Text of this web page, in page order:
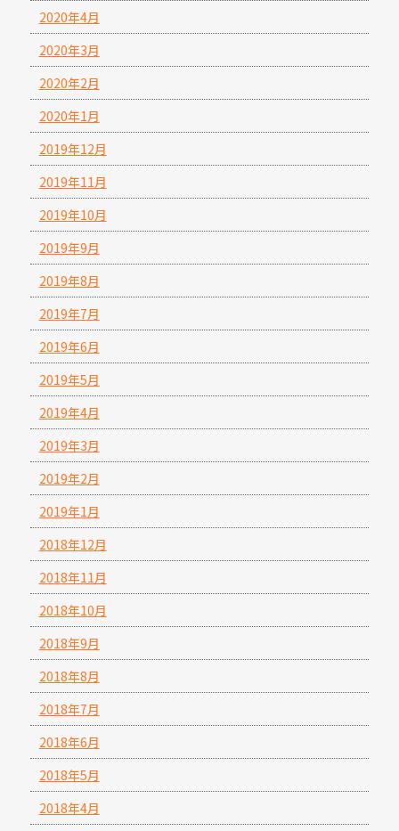
2020年4月
2020年3月
2020年2月
2020年1月
2019年12月
2019年11月
2019年10月
2019年9月
2019年8月
2019年7月
2019年6月
2019年5月
2019年4月
2019年3月
2019年2月
2019年1月
2018年12月
2018年11月
2018年10月
2018年9月
2018年8月
2018年7月
2018年6月
2018年5月
2018年4月